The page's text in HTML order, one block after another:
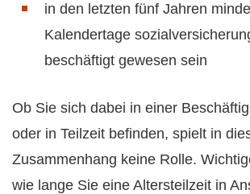
in den letzten fünf Jahren
Kalendertage
beschäftigt gewesen sein
Ob Sie sich dabei in einer
oder in Teilzeit befinden, spielt in
Zusammenhang keine Rolle.
wie lange Sie eine Altersteilzeit in